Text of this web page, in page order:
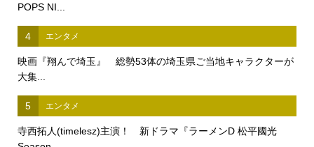
POPS NI...
4 エンタメ
映画『翔んで埼玉』 総勢53体の埼玉県ご当地キャラクターが
大集...
5 エンタメ
寺西拓人(timelesz)主演！ 新ドラマ『ラーメンD 松平國光